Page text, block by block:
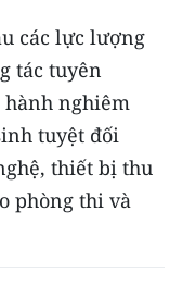
các lực lượng
tác tuyên
nghiêm
tuyệt đối
thiết bị thu
phòng thi và